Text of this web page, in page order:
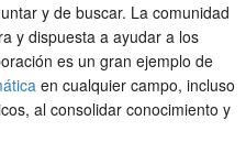
y de buscar. La comunidad
y dispuesta a ayudar a los
es un gran ejemplo de
en cualquier campo, incluso
al consolidar conocimiento y